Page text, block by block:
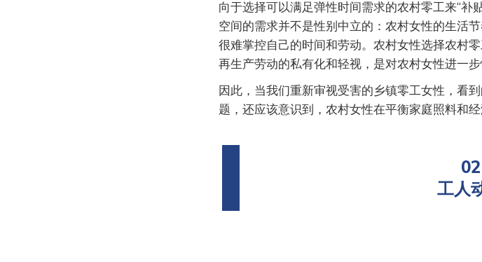
向于选择可以满足弹性时间需求的农村零工来“补
空间的需求并不是性别中立的：农村女性的生活
很难掌控自己的时间和劳动。农村女性选择农村
再生产劳动的私有化和轻视，是对农村女性进一步
因此，当我们重新审视受害的乡镇零工女性，看
题，还应该意识到，农村女性在平衡家庭照料和
02
工人